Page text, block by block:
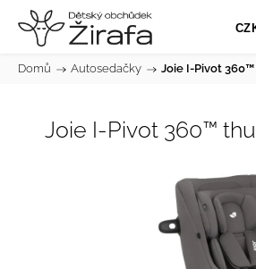
Domů / Autosedačky / Joie I-Pivot
Joie I-Pivot 360™